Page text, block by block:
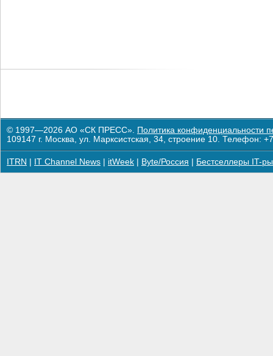
© 1997—2026 АО «СК ПРЕСС». Политика конфиденциальности
109147 г. Москва, ул. Марксистская, 34, строение 10. Телефон:
ITRN IT Channel News itWeek Byte/Россия Бестселлеры IT-